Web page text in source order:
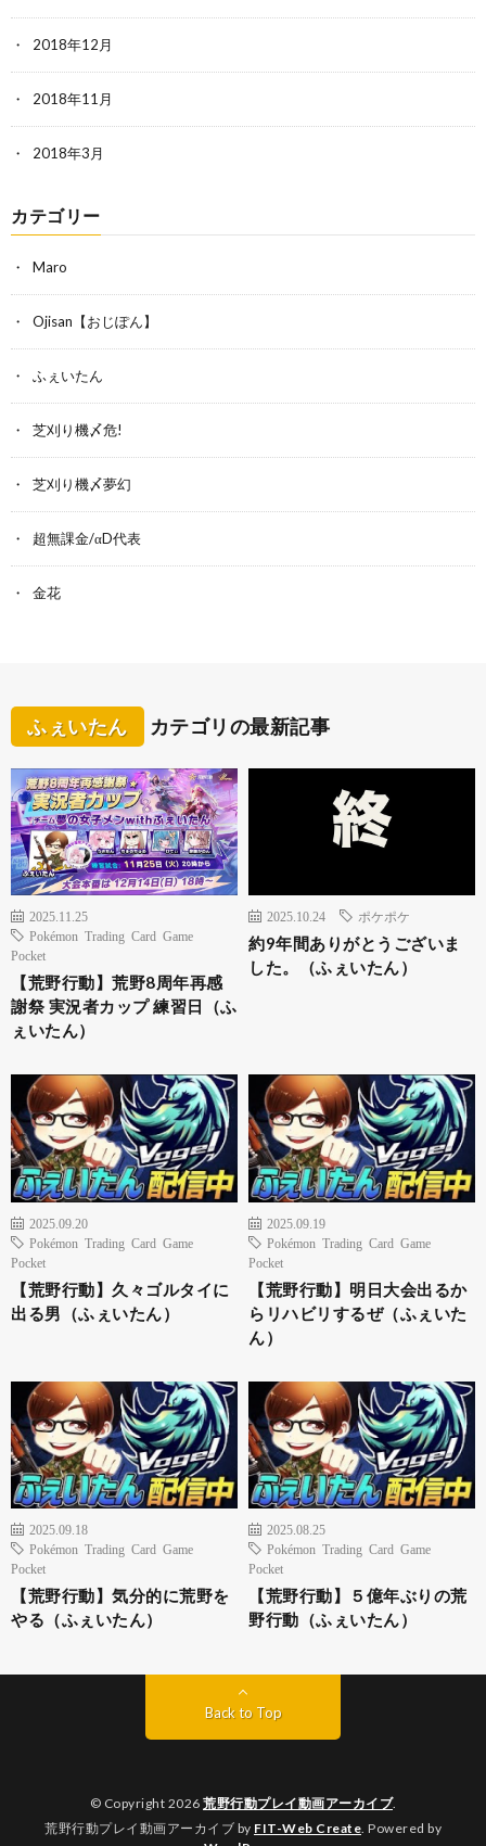
2018年12月
2018年11月
2018年3月
カテゴリー
Maro
Ojisan【おじぽん】
ふぇいたん
芝刈り機〆危!
芝刈り機〆夢幻
超無課金/αD代表
金花
ふぇいたん カテゴリの最新記事
2025.11.25
Pokémon Trading Card Game
Pocket
【荒野行動】荒野8周年再感
謝祭 実況者カップ 練習日（ふ
ぇいたん）
2025.10.24 ポケポケ
約9年間ありがとうございま
した。（ふぇいたん）
2025.09.20
Pokémon Trading Card Game
Pocket
【荒野行動】久々ゴルタイに
出る男（ふぇいたん）
2025.09.19
Pokémon Trading Card Game
Pocket
【荒野行動】明日大会出るか
らリハビリするぜ（ふぇいた
ん）
2025.09.18
Pokémon Trading Card Game
Pocket
【荒野行動】気分的に荒野を
やる（ふぇいたん）
2025.08.25
Pokémon Trading Card Game
Pocket
【荒野行動】５億年ぶりの荒
野行動（ふぇいたん）
Back to Top
© Copyright 2026 荒野行動プレイ動画アーカイブ.
荒野行動プレイ動画アーカイブ by FIT-Web Create. Powered by